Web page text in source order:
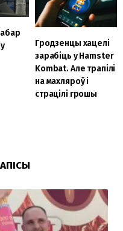
Гродзенцы хацелі
зарабіць у Hamster
Kombat. Але трапілі
на махляроў і
страцілі грошы